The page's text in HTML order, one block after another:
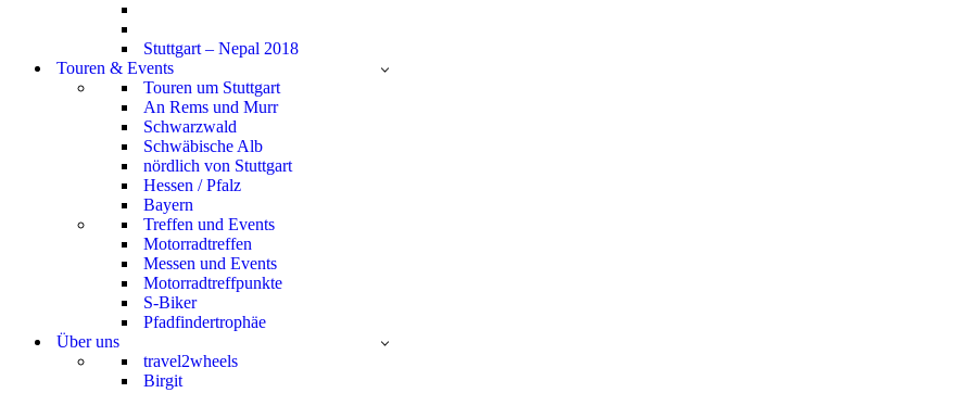
Stuttgart – Nepal 2018
Touren & Events
Touren um Stuttgart
An Rems und Murr
Schwarzwald
Schwäbische Alb
nördlich von Stuttgart
Hessen / Pfalz
Bayern
Treffen und Events
Motorradtreffen
Messen und Events
Motorradtreffpunkte
S-Biker
Pfadfindertrophäe
Über uns
travel2wheels
Birgit